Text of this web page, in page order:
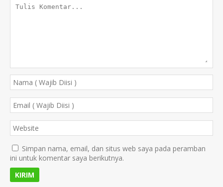
Simpan nama, email, dan situs web saya pada peramban
ini untuk komentar saya berikutnya.